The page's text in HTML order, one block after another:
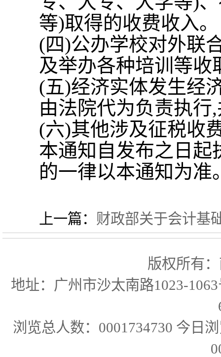
等)取得的收费收入。
(四)公办学校对外联
及举办各种培训等收
(五)经济实体发生经
由法院代为负责执行,
(六)其他涉及征税收
本通知自发布之日起
的一律以本通知为准
上一篇： 财政部关于会计基
版权所有
地址：广州市沙太南路1023-
浏览总人数： 0001734730 今日